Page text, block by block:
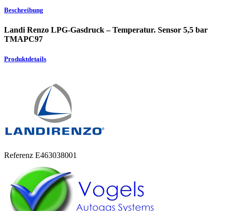
Beschreibung
Landi Renzo LPG-Gasdruck – Temperatur. Sensor 5,5 bar
TMAPC97
Produktdetails
Referenz E463038001